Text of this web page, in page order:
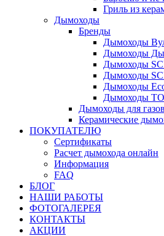
Гриль из
Дымоходы
Бренды
Дымоходы
Дымоходы
Дымоходы
Дымоходы
Дымоходы
Дымоходы
Дымоходы для
Керамические
ПОКУПАТЕЛЮ
Сертификаты
Расчет дымохода онлайн
Информация
FAQ
БЛОГ
НАШИ РАБОТЫ
ФОТОГАЛЕРЕЯ
КОНТАКТЫ
АКЦИИ